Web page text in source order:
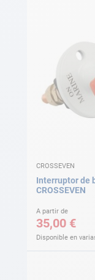
CROSSEVEN
Interruptor de
CROSSEVEN
A partir de
35,00 €
Disponible en